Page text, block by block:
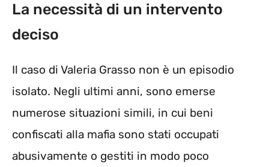
La necessità di un intervento
deciso
Il caso di Valeria Grasso non è un episodio
isolato. Negli ultimi anni, sono emerse
numerose situazioni simili, in cui beni
confiscati alla mafia sono stati occupati
abusivamente o gestiti in modo poco